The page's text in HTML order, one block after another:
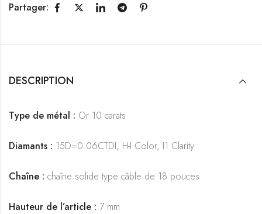
Partager:
DESCRIPTION
Type de métal : Or 10 carats
Diamants : 15D=0.06CTDI, H-I Color, I1 Clarity
Chaîne : chaîne solide type câble de 18 pouces
Hauteur de l’article : 7 mm